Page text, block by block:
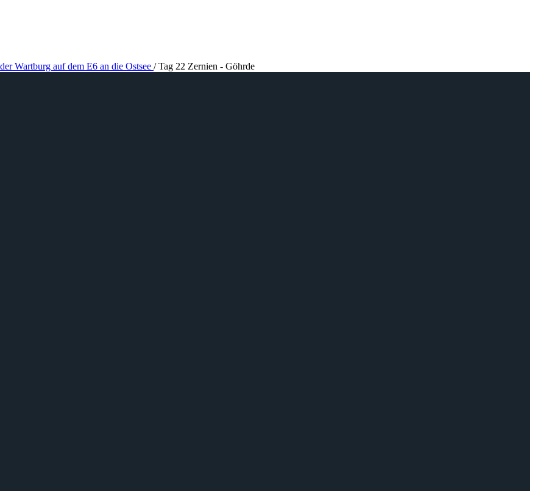
Wartburg auf dem E6 an die Ostsee /Tag 22 Zernien - Göhrde